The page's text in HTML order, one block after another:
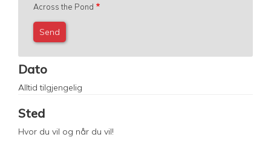
Across the Pond
Dato
Alltid tilgjengelig
Sted
Hvor du vil og når du vil!